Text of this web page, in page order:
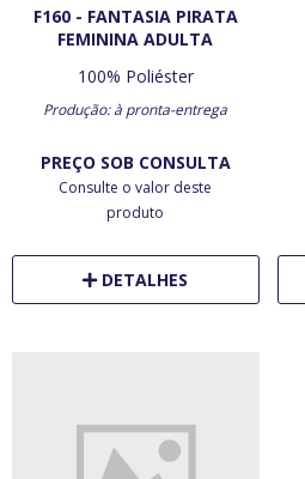
F160 - FANTASIA PIRATA
FEMININA ADULTA
100% Poliéster
Produção: à pronta-entrega
PREÇO SOB CONSULTA
Consulte o valor deste
produto
DETALHES